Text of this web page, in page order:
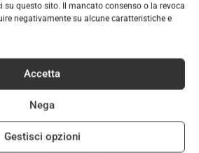
su questo sito. Il mancato consenso o la revoca
negativamente su alcune caratteristiche e
Accetta
Nega
Gestisci opzioni
Piemonte Raggiungere
nella natura del Canavese,